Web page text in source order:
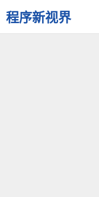
程序新视界
开